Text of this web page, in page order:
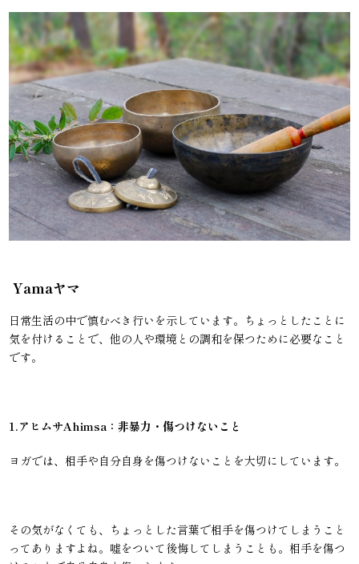
Yamaヤマ
日常生活の中で慎むべき行いを示しています。ちょっとしたことに
気を付けることで、他の人や環境との調和を保つために必要なこと
です。
1.アヒムサAhimsa：非暴力・傷つけないこと
ヨガでは、相手や自分自身を傷つけないことを大切にしています。
その気がなくても、ちょっとした言葉で相手を傷つけてしまうこと
ってありますよね。嘘をついて後悔してしまうことも。相手を傷つ